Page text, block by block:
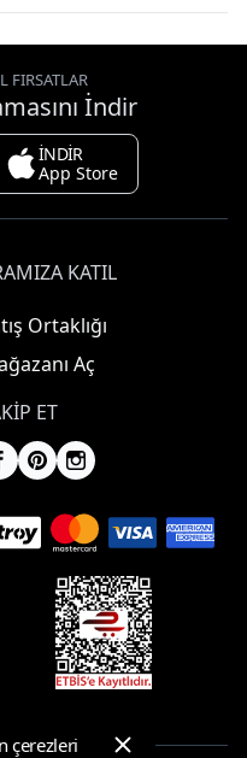
FIRSATLAR
İndir
İNDİR
App Store
KATIL
Ortaklığı
Aç
ET
çerezleri